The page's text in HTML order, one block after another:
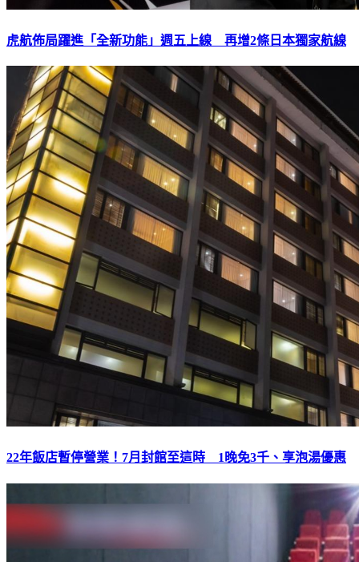
虎航佈局躍進「全新功能」週五上線 再增2條日本獨家航線
22年飯店暫停營業！7月封館至這時 1晚免3千、享泡湯優惠